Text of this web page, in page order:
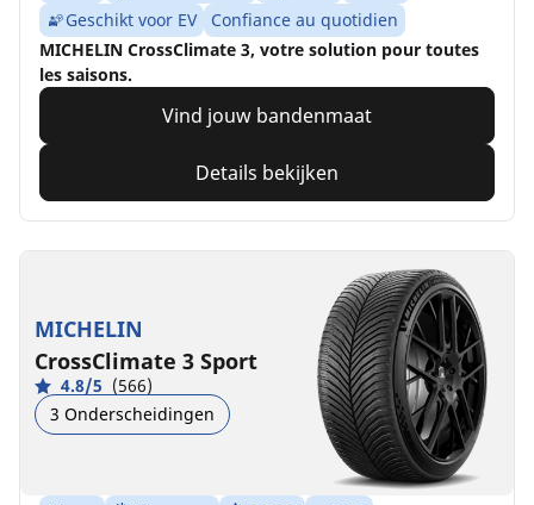
Geschikt voor EV
Confiance au quotidien
MICHELIN CrossClimate 3, votre solution pour toutes
les saisons.
Vind jouw bandenmaat
Details bekijken
MICHELIN
CrossClimate 3 Sport
4.8/5 (566)
3 Onderscheidingen